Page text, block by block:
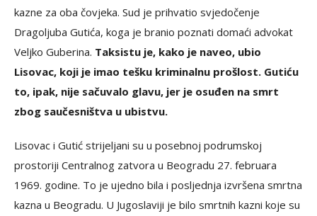
kazne za oba čovjeka. Sud je prihvatio svjedočenje
Dragoljuba Gutića, koga je branio poznati domaći advokat
Veljko Guberina. Taksistu je, kako je naveo, ubio
Lisovac, koji je imao tešku kriminalnu prošlost. Gutiću
to, ipak, nije sačuvalo glavu, jer je osuđen na smrt
zbog saučesništva u ubistvu.
Lisovac i Gutić strijeljani su u posebnoj podrumskoj
prostoriji Centralnog zatvora u Beogradu 27. februara
1969. godine. To je ujedno bila i posljednja izvršena smrtna
kazna u Beogradu. U Jugoslaviji je bilo smrtnih kazni koje su